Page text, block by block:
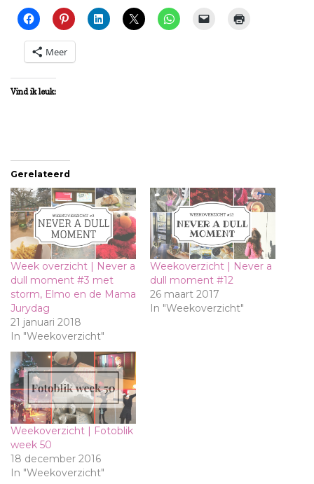
Meer
Vind ik leuk:
Gerelateerd
Week overzicht | Never a
dull moment #3 met
storm, Elmo en de Mama
Jurydag
21 januari 2018
In "Weekoverzicht"
Weekoverzicht | Never a
dull moment #12
26 maart 2017
In "Weekoverzicht"
Weekoverzicht | Fotoblik
week 50
18 december 2016
In "Weekoverzicht"